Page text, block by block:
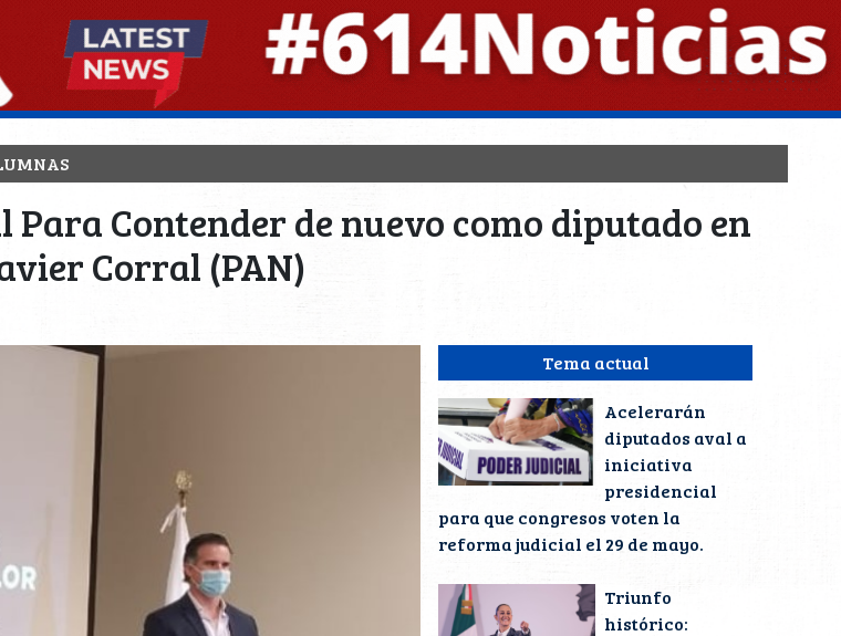
Contender de nuevo como diputado en
Corral (PAN)
Tema actual
Acelerarán
diputados aval a
iniciativa
presidencial
para que congresos voten la
reforma judicial el 29 de mayo.
Triunfo
histórico: